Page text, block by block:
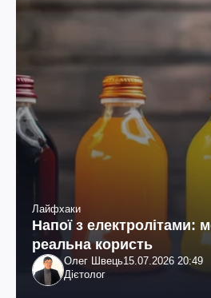
Лайфхаки
Напої з електролітами:
реальна користь
Олег Швець15.07.2026 20:49
Дієтолог